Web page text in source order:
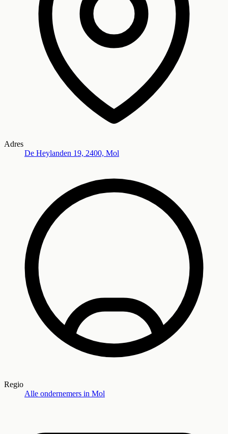
Adres
De Heylanden 19, 2400, Mol
Regio
Alle ondernemers in Mol